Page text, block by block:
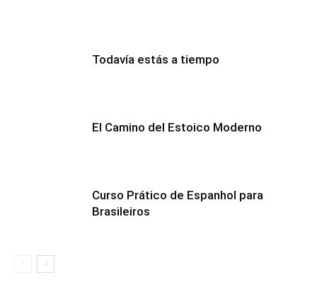
Todavía estás a tiempo
El Camino del Estoico Moderno
Curso Prático de Espanhol para
Brasileiros